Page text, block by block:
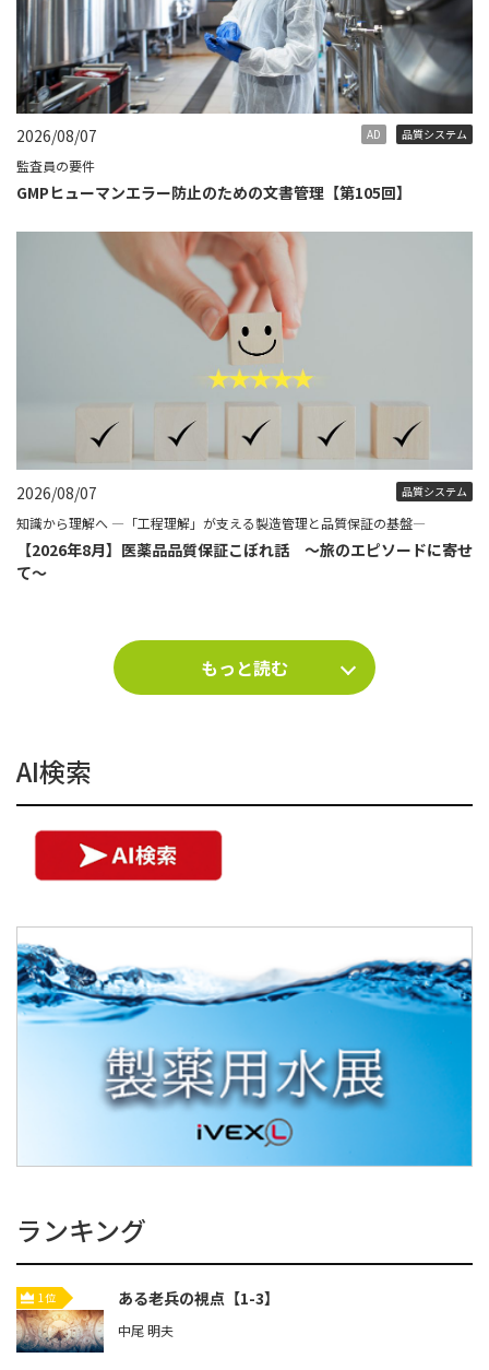
2026/08/07 AD 品質システム
監査員の要件
GMPヒューマンエラー防止のための文書管理【第105回】
2026/08/07 品質システム
知識から理解へ ―「工程理解」が支える製造管理と品質保証の基盤―
【2026年8月】医薬品品質保証こぼれ話 ～旅のエピソードに寄せ
て～
もっと読む
AI検索
ランキング
1位 ある老兵の視点【1-3】
中尾 明夫